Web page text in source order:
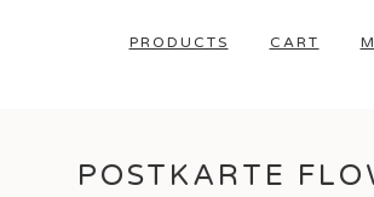
PRODUCTS CART
POSTKARTE